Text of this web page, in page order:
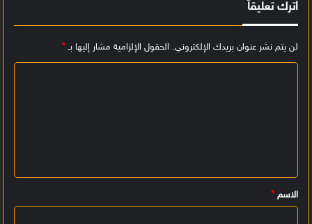
اترك تعليقاً
لن يتم نشر عنوان بريدك الإلكتروني. الحقول الإلزامية مشار إليها بـ*
ي
ق
الاسم *